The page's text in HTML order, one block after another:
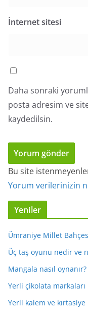
İnternet sitesi
Daha sonraki
posta adresim ve
kaydedilsin.
Bu site
Yorum verilerinizin
Yeniler
Ümraniye Millet
Üç taş oyunu nedir ve
Mangala nasıl oynanır?
Yerli çikolata
Yerli kalem ve